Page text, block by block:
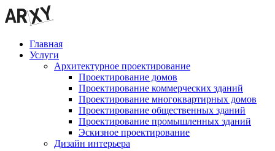
Главная
Услуги
Архитектурное проектирование
Проектирование домов
Проектирование коммерческих зданий
Проектирование многоквартирных домов
Проектирование общественных зданий
Проектирование промышленных зданий
Эскизное проектирование
Дизайн интерьера